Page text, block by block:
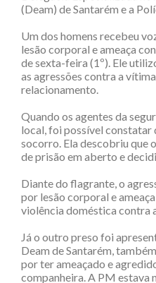
(Deam) de Santarém e a
Um dos homens recebeu
lesão corporal e ameaça
de sexta-feira (1º). Ele
as agressões contra a
relacionamento.
Quando os agentes da
local, foi possível constatar
socorro. Ela descobriu que
de prisão em aberto e
Diante do flagrante, o
por lesão corporal e
violência doméstica contra
Já o outro preso foi
Deam de Santarém,
por ter ameaçado e
companheira. A PM estava